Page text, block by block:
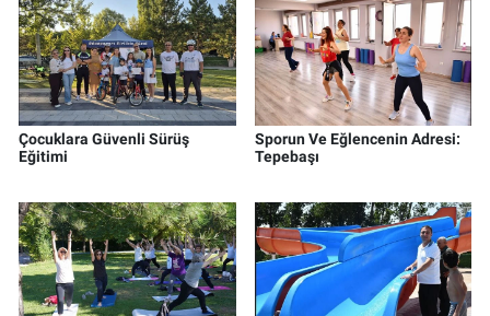
Çocuklara Güvenli Sürüş
Eğitimi
Sporun Ve Eğlencenin Adresi:
Tepebaşı